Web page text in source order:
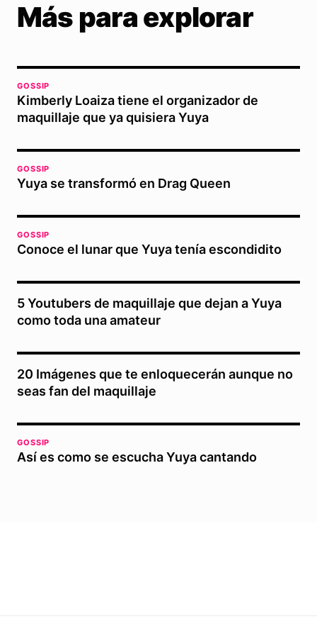
Más para explorar
GOSSIP
Kimberly Loaiza tiene el organizador de
maquillaje que ya quisiera Yuya
GOSSIP
Yuya se transformó en Drag Queen
GOSSIP
Conoce el lunar que Yuya tenía escondidito
5 Youtubers de maquillaje que dejan a Yuya
como toda una amateur
20 Imágenes que te enloquecerán aunque no
seas fan del maquillaje
GOSSIP
Así es como se escucha Yuya cantando